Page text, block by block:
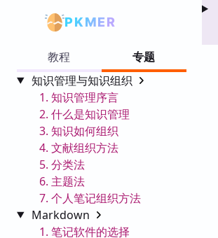
PKMER
教程
专题
知识管理与知识组织
1. 知识管理序言
2. 什么是知识管理
3. 知识如何组织
4. 文献组织方法
5. 分类法
6. 主题法
7. 个人笔记组织方法
Markdown
1. 笔记软件的选择